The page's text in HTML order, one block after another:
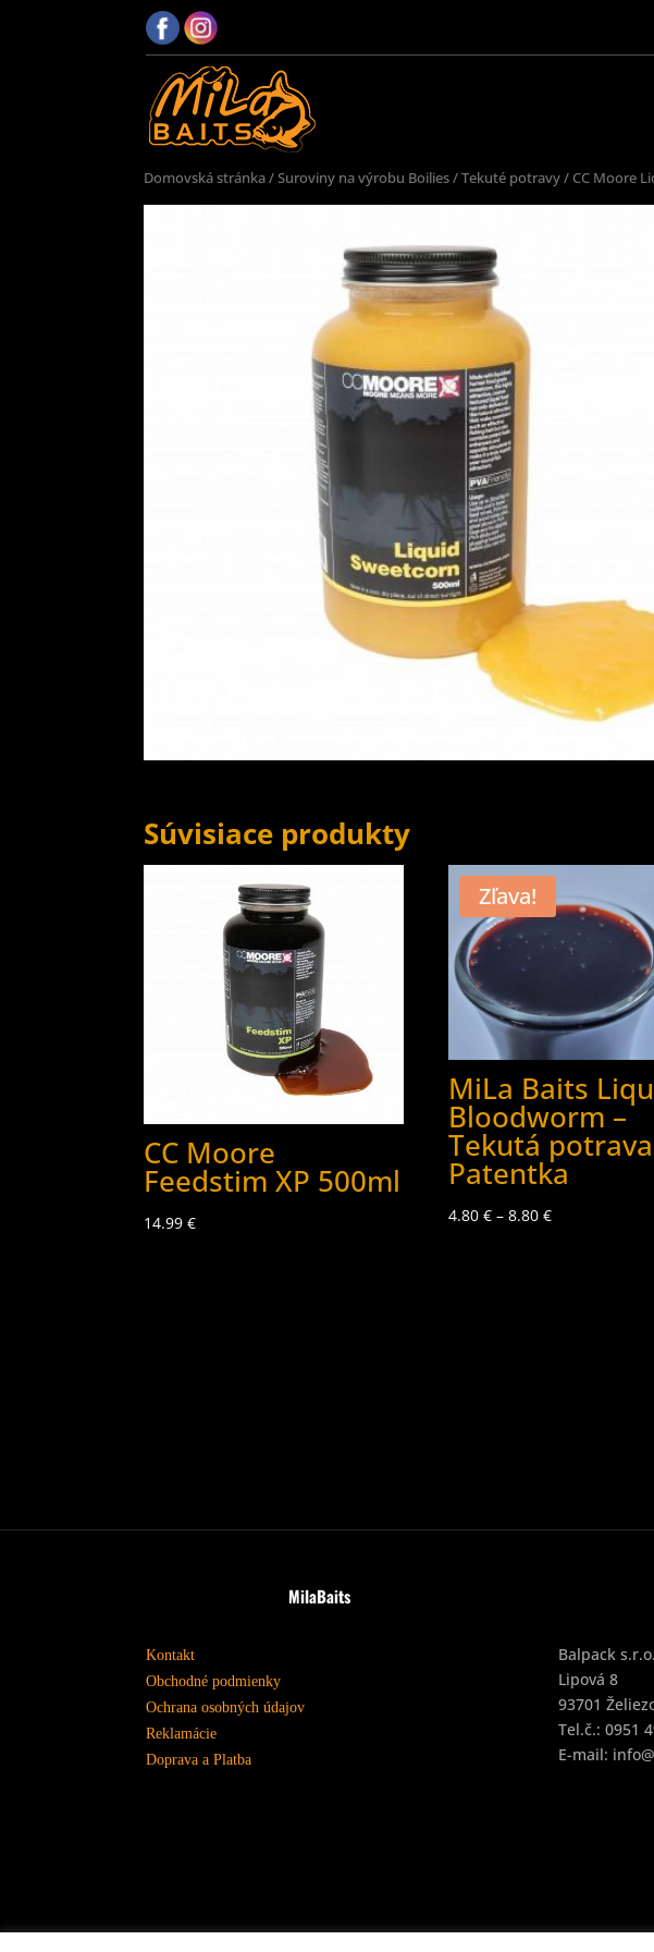
Domovská stránka/Suroviny na výrobu Boilies/Tekuté potravy/ CC Moore
Súvisiace produkty
CC Moore
Feedstim XP 500ml
14.99 €
Zľava!
MiLa Baits
Bloodworm –
Tekutá potrava
Patentka
4.80€ –8.80€
MilaBaits
Kontakt
Obchodné podmienky
Ochrana osobných údajov
Reklamácie
Doprava a Platba
Balpack s.r.o.
Lipová 8
93701
Tel.č.: 0951
E-mail: